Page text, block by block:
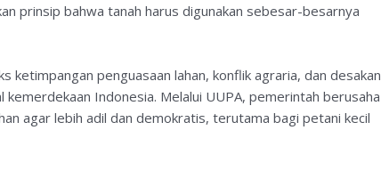
prinsip bahwa tanah harus digunakan sebesar-besarnya
ketimpangan penguasaan lahan, konflik agraria, dan desakan
kemerdekaan Indonesia. Melalui UUPA, pemerintah berusaha
agar lebih adil dan demokratis, terutama bagi petani kecil